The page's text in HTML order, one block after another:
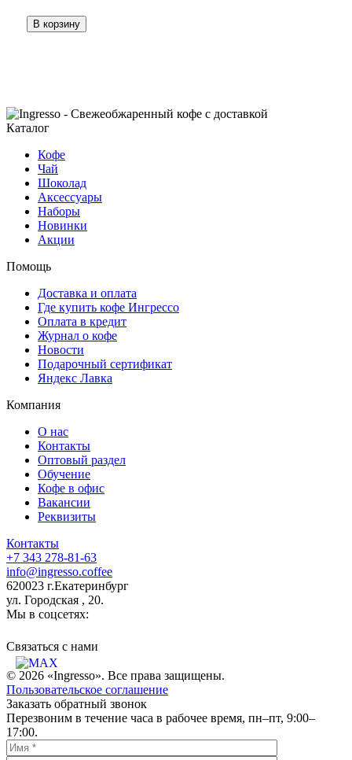
В корзину
Каталог
Кофе
Чай
Шоколад
Аксессуары
Наборы
Новинки
Акции
Помощь
Доставка и оплата
Где купить кофе Ингрессо
Оплата в кредит
Журнал о кофе
Новости
Подарочный сертификат
Яндекс Лавка
Компания
О нас
Контакты
Оптовый раздел
Обучение
Кофе в офис
Вакансии
Реквизиты
Контакты
+7 343 278-81-63
info@ingresso.coffee
620023 г.Екатеринбург
ул. Городская , 20.
Мы в соцсетях:
Связаться c нами
© 2026 «Ingresso». Все права защищены.
Пользовательское соглашение
Заказать обратный звонок
Перезвоним в течение часа в рабочее время, пн–пт, 9:00–
17:00.